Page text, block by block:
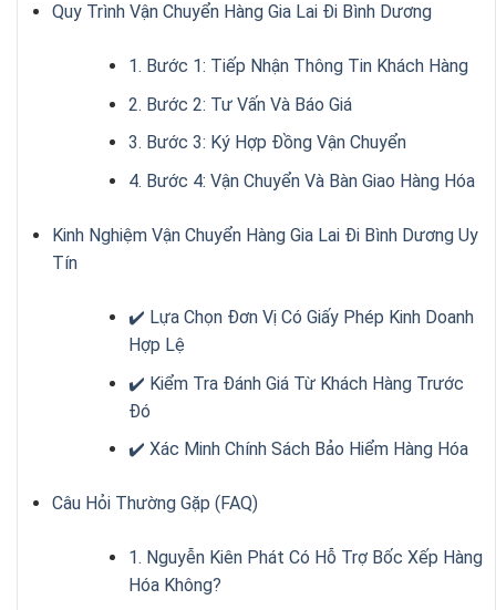
Quy Trình Vận Chuyển Hàng Gia Lai Đi Bình Dương
1. Bước 1: Tiếp Nhận Thông Tin Khách Hàng
2. Bước 2: Tư Vấn Và Báo Giá
3. Bước 3: Ký Hợp Đồng Vận Chuyển
4. Bước 4: Vận Chuyển Và Bàn Giao Hàng Hóa
Kinh Nghiệm Vận Chuyển Hàng Gia Lai Đi Bình Dương Uy
Tín
✔️ Lựa Chọn Đơn Vị Có Giấy Phép Kinh Doanh
Hợp Lệ
✔️ Kiểm Tra Đánh Giá Từ Khách Hàng Trước
Đó
✔️ Xác Minh Chính Sách Bảo Hiểm Hàng Hóa
Câu Hỏi Thường Gặp (FAQ)
1. Nguyễn Kiên Phát Có Hỗ Trợ Bốc Xếp Hàng
Hóa Không?